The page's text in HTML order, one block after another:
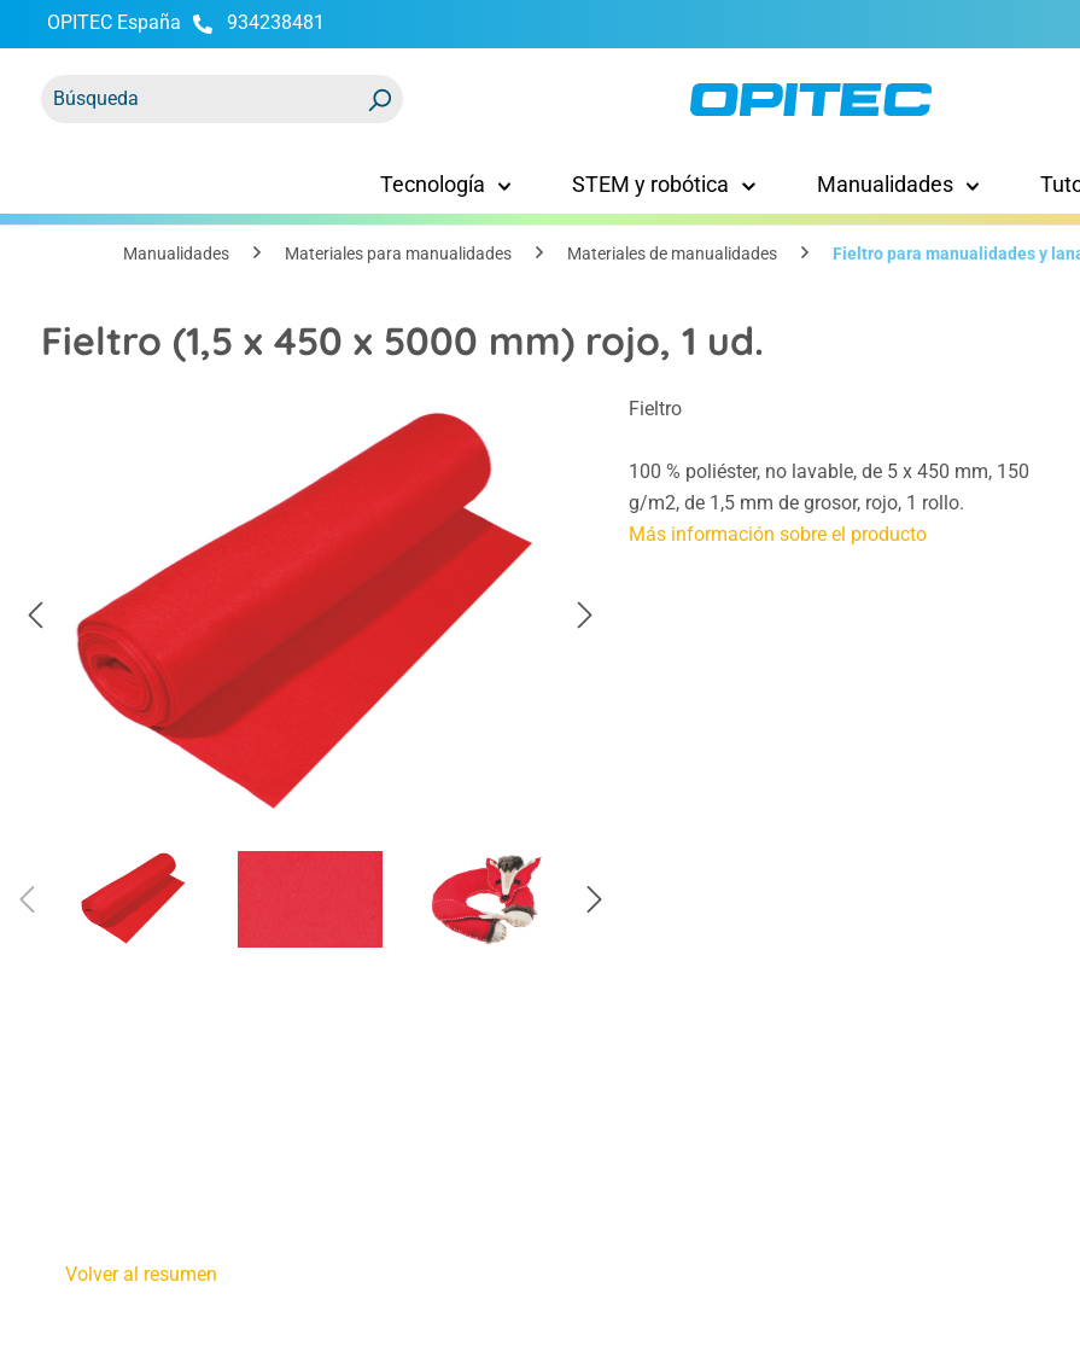
Saltar a la navegación principal
OPITEC España 934238481
Tecnología STEM y robótica Manualidades
Manualidades Materiales para manualidades Materiales de manualidades Fieltro para manualidades y
Fieltro (1,5 x 450 x 5000 mm) rojo, 1 ud.
Fieltro
100 % poliéster, no lavable, de 5 x 450 mm, 150
g/m2, de 1,5 mm de grosor, rojo, 1 rollo.
Más información sobre el producto
Volver al resumen